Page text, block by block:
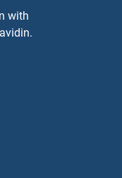
with